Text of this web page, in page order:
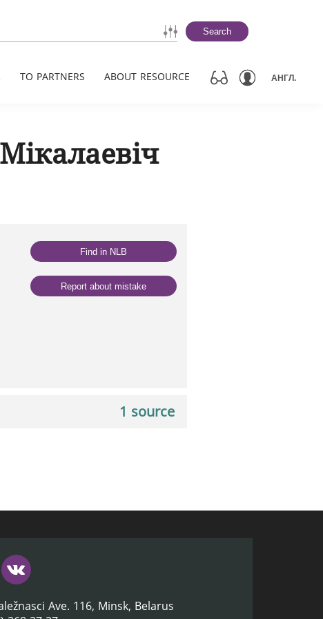
Search
TO PARTNERS ABOUT RESOURCE АНГЛ.
Find in NLB
Report about mistake
1 source
Ave. 116, Minsk, Belarus